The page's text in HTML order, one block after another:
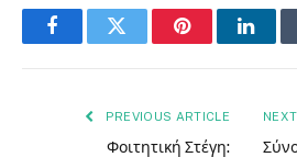
FacebookTwitter Pinterest
PREVIOUS ARTICLE
Φοιτητική Στέγη: